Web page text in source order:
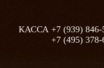
КАССА +7 (939) 846-
+7 (495) 378-